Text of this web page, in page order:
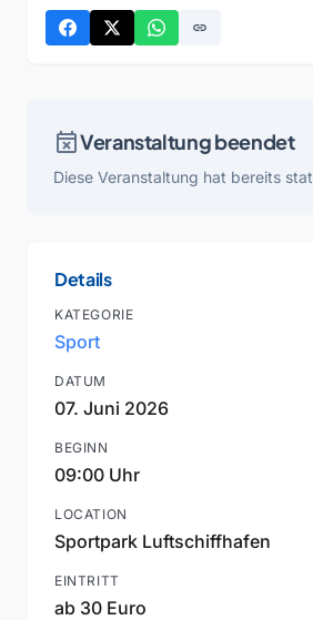
link
event_busyVeranstaltung beendet
Diese Veranstaltung hat bereits
Details
KATEGORIE
Sport
DATUM
07. Juni 2026
BEGINN
09:00 Uhr
LOCATION
Sportpark Luftschiffhafen
EINTRITT
ab 30 Euro